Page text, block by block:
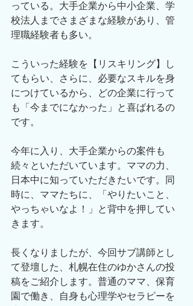
っている。大手企業から中小企業、学
校法人までさまざまな経験があり、管
理職経験者も多い。
こういった経験を【リスキリング】し
てもらい、さらに、必要なスキルを身
につけているから、どの企業に行って
も「今までになかった」と喜ばれるの
です。
今年に入り、大手企業からの案件も
続々といただいています。ママの力、
日本中に知っていただきたいです。同
時に、ママたちに、「やりたいこと、
やっちゃいなよ！」と背中を押してい
きます。
長くなりましたが、今回サブ講師とし
て登壇した、札幌在住のゆかさんの投
稿をご紹介します。普通のママ、保育
園で働き、自身も心理学やセラピーを